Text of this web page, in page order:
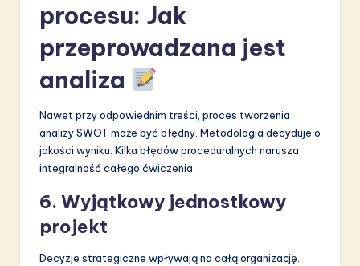
procesu: Jak
przeprowadzana jest
analiza
Nawet przy odpowiednim treści, proces tworzenia
analizy SWOT może być błędny. Metodologia decyduje o
jakości wyniku. Kilka błędów proceduralnych narusza
integralność całego ćwiczenia.
6. Wyjątkowy jednostkowy
projekt
Decyzje strategiczne wpływają na całą organizację.